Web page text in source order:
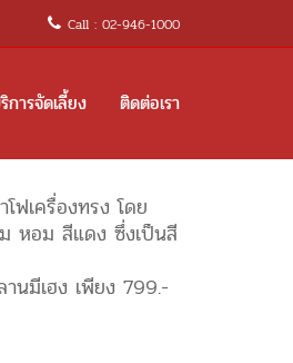
Call : 02-946-1000
การจัดเลี้ยง ติดต่อเรา
ฟเครื่องทรง โดย
หอม สีแดง ซึ่งเป็นสี
นมีเฮง เพียง 799.-